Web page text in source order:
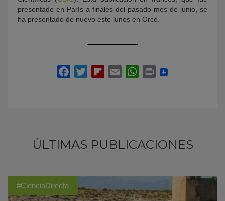
presentado en París a finales del pasado mes de junio, se
ha presentado de nuevo este lunes en Orce.
ÚLTIMAS PUBLICACIONES
#CienciaDirecta